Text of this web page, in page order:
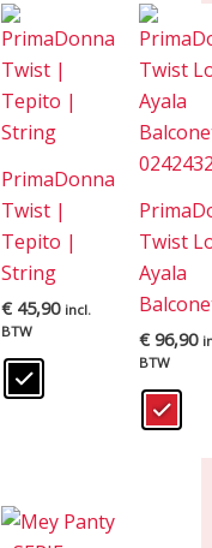
PrimaDonna
Twist |
Tepito |
String
€45,90 incl.
BTW
Twist
Ayala
€96,90
BTW